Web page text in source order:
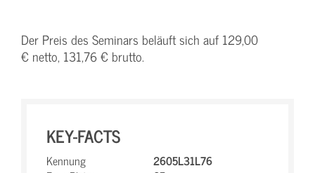
Der Preis des Seminars beläuft sich auf 129,00
€ netto, 131,76 € brutto.
KEY-FACTS
Kennung
2605L31L76